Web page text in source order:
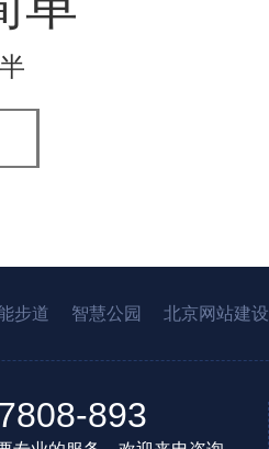
步道 智慧公园 北京网站建设
893